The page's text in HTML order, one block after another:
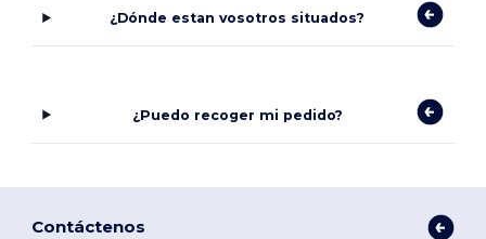
¿Dónde estan vosotros situados?
¿Puedo recoger mi pedido?
Contáctenos